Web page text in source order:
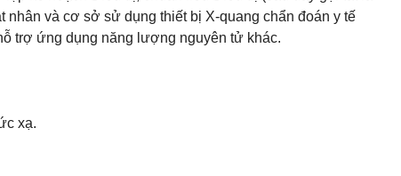
nhân và cơ sở sử dụng thiết bị X-quang chẩn đoán y tế
trợ ứng dụng năng lượng nguyên tử khác.
xạ.